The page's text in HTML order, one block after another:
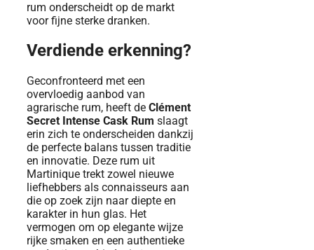
rum onderscheidt op de markt
voor fijne sterke dranken.
Verdiende erkenning?
Geconfronteerd met een
overvloedig aanbod van
agrarische rum, heeft de Clément
Secret Intense Cask Rum slaagt
erin zich te onderscheiden dankzij
de perfecte balans tussen traditie
en innovatie. Deze rum uit
Martinique trekt zowel nieuwe
liefhebbers als connaisseurs aan
die op zoek zijn naar diepte en
karakter in hun glas. Het
vermogen om op elegante wijze
rijke smaken en een authentieke